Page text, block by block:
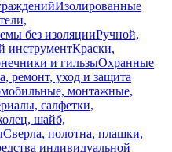
Изолированные
без изоляцииРучной,
инструментКраски,
и гильзыОхранные
ремонт, уход и защита
монтажные,
салфетки,
шайб,
Сверла, полотна, плашки,
индивидуальной